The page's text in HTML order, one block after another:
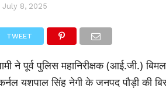
July 8, 2025
TWEET
ने पूर्व पुलिस महानिरीक्षक (आई.जी.)
यशपाल सिंह नेगी के जनपद पौड़ी की